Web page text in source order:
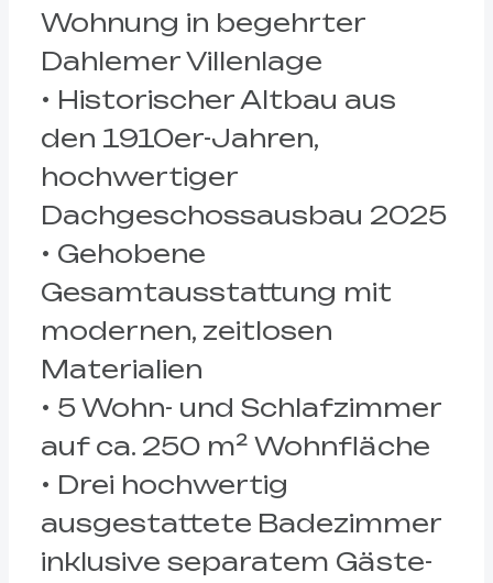
Wohnung in begehrter
Dahlemer Villenlage
• Historischer Altbau aus
den 1910er-Jahren,
hochwertiger
Dachgeschossausbau 2025
• Gehobene
Gesamtausstattung mit
modernen, zeitlosen
Materialien
• 5 Wohn- und Schlafzimmer
auf ca. 250 m² Wohnfläche
• Drei hochwertig
ausgestattete Badezimmer
inklusive separatem Gäste-